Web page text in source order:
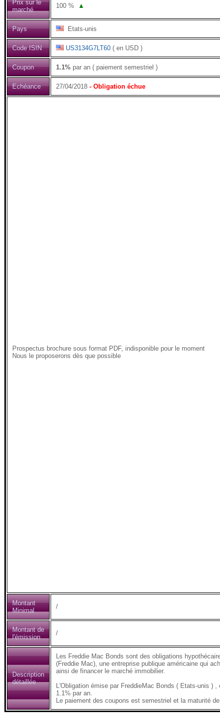
Prix sur le
marché
100 % ▲
Pays Etats-unis
Code ISIN US3134G7LT60 ( en USD )
Coupon 1.1% par an ( paiement semestriel )
Echéance 27/04/2018 - Obligation échue
Prospectus brochure sous format PDF, indisponible pour le moment
Nous le proposerons dès que possible
Montant
Minimal
/
Montant de
l'émission
/
Description
détaillée
Les Freddie Mac Bonds sont des obligations
(Freddie Mac), une entreprise publique américaine qui
ainsi de financer le marché immobilier.
L'Obligation émise par FreddieMac Bonds ( Etats-unis )
1.1% par an.
Le paiement des coupons est semestriel et la maturité